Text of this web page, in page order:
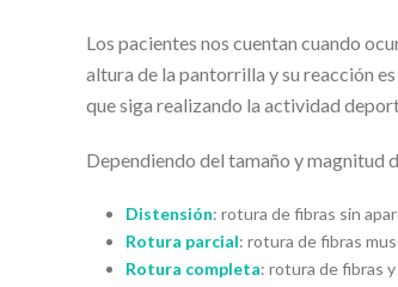
Los pacientes nos cuentan cuando
altura de la pantorrilla y su reacción
que siga realizando la actividad
Dependiendo del tamaño y magnitud
Distensión: rotura de fibras sin
Rotura parcial: rotura de fibras
Rotura completa: rotura de fibras